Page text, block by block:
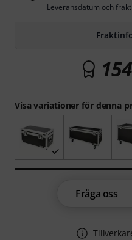
Visa variationer för denna
Leveransdatum och
154
Fråga oss